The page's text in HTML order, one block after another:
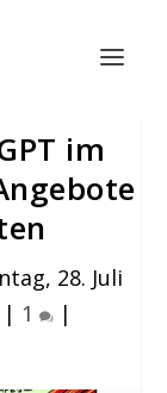
im
28. Juli
| 1 |